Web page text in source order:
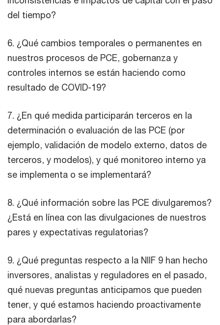
del tiempo?
6. ¿Qué cambios temporales o permanentes en
nuestros procesos de PCE, gobernanza y
controles internos se están haciendo como
resultado de COVID-19?
7. ¿En qué medida participarán terceros en la
determinación o evaluación de las PCE (por
ejemplo, validación de modelo externo, datos de
terceros, y modelos), y qué monitoreo interno ya
se implementa o se implementará?
8. ¿Qué información sobre las PCE divulgaremos?
¿Está en línea con las divulgaciones de nuestros
pares y expectativas regulatorias?
9. ¿Qué preguntas respecto a la NIIF 9 han hecho
inversores, analistas y reguladores en el pasado,
qué nuevas preguntas anticipamos que pueden
tener, y qué estamos haciendo proactivamente
para abordarlas?